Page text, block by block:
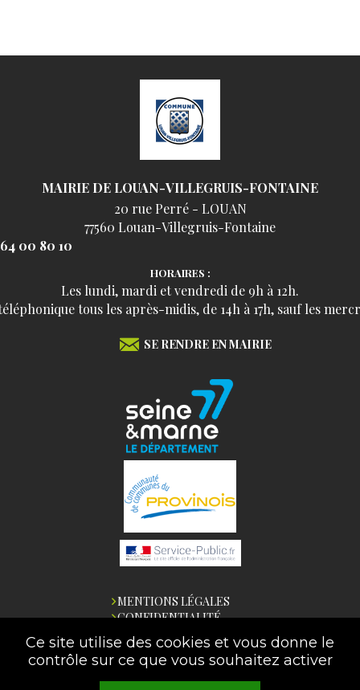
MAIRIE DE LOUAN-VILLEGRUIS-FONTAINE
20 rue Perré - LOUAN
77560 Louan-Villegruis-Fontaine
00 80 10
HORAIRES :
Les lundi, mardi et vendredi de 9h à 12h.
tous les après-midis, de 14h à 17h, sauf les
SE RENDRE EN MAIRIE
MENTIONS LÉGALES
CONFIDENTIALITÉ
ACCESSIBILITÉ
PLAN DU SITE
Ce site utilise des cookies et vous donne le
contrôle sur ce que vous souhaitez activer